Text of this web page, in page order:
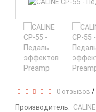
0 отзывов /
Производитель: CALINE